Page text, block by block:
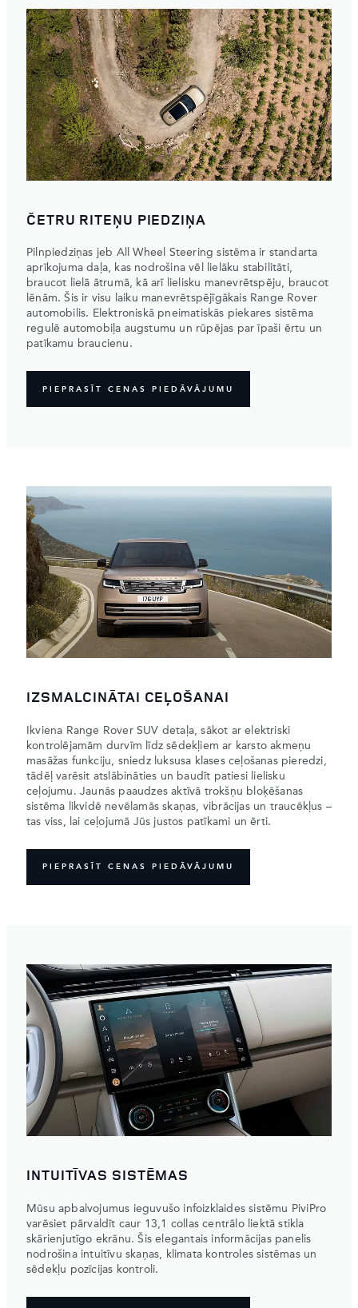
ČETRU RITEŅU PIEDZIŅA
Pilnpiedziņas jeb All Wheel Steering sistēma ir standarta
aprīkojuma daļa, kas nodrošina vēl lielāku stabilitāti,
braucot lielā ātrumā, kā arī lielisku manevrētspēju, braucot
lēnām. Šis ir visu laiku manevrētspējīgākais Range Rover
automobilis. Elektroniskā pneimatiskās piekares sistēma
regulē automobiļa augstumu un rūpējas par īpaši ērtu un
patīkamu braucienu.
PIEPRASĪT CENAS PIEDĀVĀJUMU
IZSMALCINĀTAI CEĻOŠANAI
Ikviena Range Rover SUV detaļa, sākot ar elektriski
kontrolējamām durvīm līdz sēdekļiem ar karsto akmeņu
masāžas funkciju, sniedz luksusa klases ceļošanas pieredzi,
tādēļ varēsit atslābināties un baudīt patiesi lielisku
ceļojumu. Jaunās paaudzes aktīvā trokšņu bloķēšanas
sistēma likvidē nevēlamās skaņas, vibrācijas un traucēkļus –
tas viss, lai ceļojumā Jūs justos patīkami un ērti.
PIEPRASĪT CENAS PIEDĀVĀJUMU
INTUITĪVAS SISTĒMAS
Mūsu apbalvojumus ieguvušo infoizklaides sistēmu PiviPro
varēsiet pārvaldīt caur 13,1 collas centrālo liektā stikla
skārienjutīgo ekrānu. Šis elegantais informācijas panelis
nodrošina intuitīvu skaņas, klimata kontroles sistēmas un
sēdekļu pozīcijas kontroli.